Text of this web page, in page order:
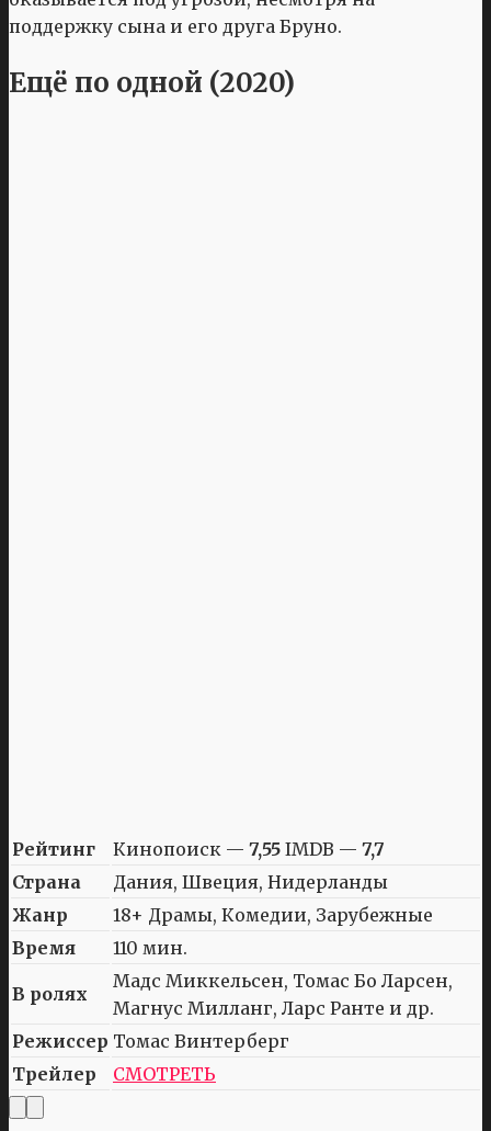
поддержку сына и его друга Бруно.
Ещё по одной (2020)
Рейтинг Кинопоиск — 7,55 IMDB — 7,7
Страна
Дания, Швеция, Нидерланды
Жанр
18+ Драмы, Комедии, Зарубежные
Время
110 мин.
В ролях
Мадс Миккельсен, Томас Бо Ларсен,
Магнус Милланг, Ларс Ранте и др.
Режиссер Томас Винтерберг
Трейлер
СМОТРЕТЬ